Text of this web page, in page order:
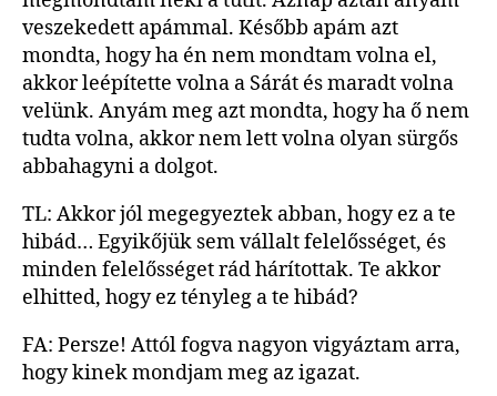
veszekedett apámmal. Később apám azt
mondta, hogy ha én nem mondtam volna el,
akkor leépítette volna a Sárát és maradt volna
velünk. Anyám meg azt mondta, hogy ha ő nem
tudta volna, akkor nem lett volna olyan sürgős
abbahagyni a dolgot.
TL: Akkor jól megegyeztek abban, hogy ez a te
hibád… Egyikőjük sem vállalt felelősséget, és
minden felelősséget rád hárítottak. Te akkor
elhitted, hogy ez tényleg a te hibád?
FA: Persze! Attól fogva nagyon vigyáztam arra,
hogy kinek mondjam meg az igazat.